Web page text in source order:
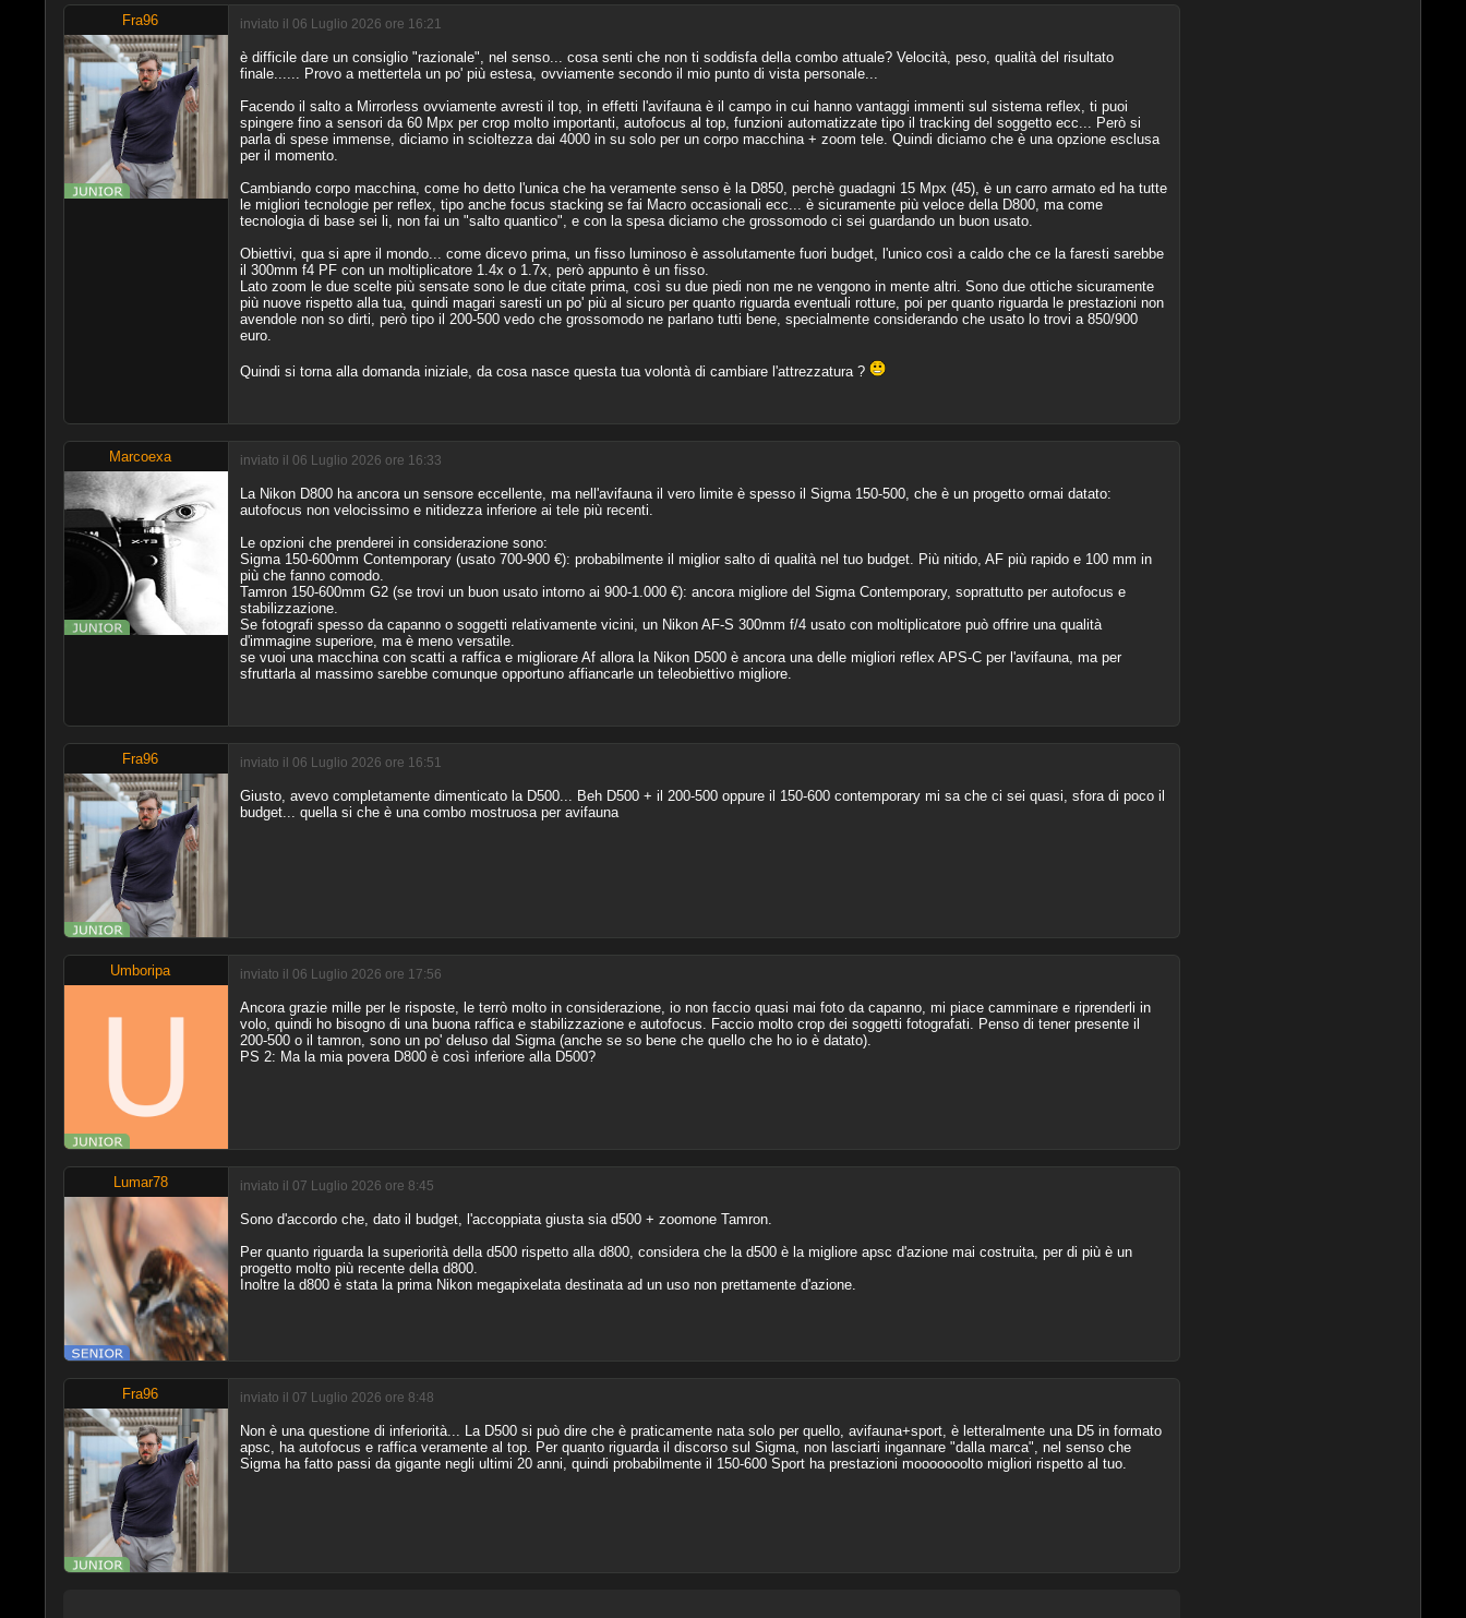
Fra96 inviato il 06 Luglio 2026 ore 16:21
è difficile dare un consiglio "razionale", nel senso... cosa senti che non ti soddisfa della combo attuale? Velocità, peso, qualità del risultato
finale...... Provo a mettertela un po' più estesa, ovviamente secondo il mio punto di vista personale...
Facendo il salto a Mirrorless ovviamente avresti il top, in effetti l'avifauna è il campo in cui hanno vantaggi immenti sul sistema reflex, ti puoi
spingere fino a sensori da 60 Mpx per crop molto importanti, autofocus al top, funzioni automatizzate tipo il tracking del soggetto ecc... Però si
parla di spese immense, diciamo in scioltezza dai 4000 in su solo per un corpo macchina + zoom tele. Quindi diciamo che è una opzione esclusa
per il momento.
Cambiando corpo macchina, come ho detto l'unica che ha veramente senso è la D850, perchè guadagni 15 Mpx (45), è un carro armato ed ha tutte
le migliori tecnologie per reflex, tipo anche focus stacking se fai Macro occasionali ecc... è sicuramente più veloce della D800, ma come
tecnologia di base sei li, non fai un "salto quantico", e con la spesa diciamo che grossomodo ci sei guardando un buon usato.
Obiettivi, qua si apre il mondo... come dicevo prima, un fisso luminoso è assolutamente fuori budget, l'unico così a caldo che ce la faresti sarebbe
il 300mm f4 PF con un moltiplicatore 1.4x o 1.7x, però appunto è un fisso.
Lato zoom le due scelte più sensate sono le due citate prima, così su due piedi non me ne vengono in mente altri. Sono due ottiche sicuramente
più nuove rispetto alla tua, quindi magari saresti un po' più al sicuro per quanto riguarda eventuali rotture, poi per quanto riguarda le prestazioni non
avendole non so dirti, però tipo il 200-500 vedo che grossomodo ne parlano tutti bene, specialmente considerando che usato lo trovi a 850/900
euro.
Quindi si torna alla domanda iniziale, da cosa nasce questa tua volontà di cambiare l'attrezzatura ?
Marcoexa inviato il 06 Luglio 2026 ore 16:33
La Nikon D800 ha ancora un sensore eccellente, ma nell'avifauna il vero limite è spesso il Sigma 150-500, che è un progetto ormai datato:
autofocus non velocissimo e nitidezza inferiore ai tele più recenti.
Le opzioni che prenderei in considerazione sono:
Sigma 150-600mm Contemporary (usato 700-900 €): probabilmente il miglior salto di qualità nel tuo budget. Più nitido, AF più rapido e 100 mm in
più che fanno comodo.
Tamron 150-600mm G2 (se trovi un buon usato intorno ai 900-1.000 €): ancora migliore del Sigma Contemporary, soprattutto per autofocus e
stabilizzazione.
Se fotografi spesso da capanno o soggetti relativamente vicini, un Nikon AF-S 300mm f/4 usato con moltiplicatore può offrire una qualità
d'immagine superiore, ma è meno versatile.
se vuoi una macchina con scatti a raffica e migliorare Af allora la Nikon D500 è ancora una delle migliori reflex APS-C per l'avifauna, ma per
sfruttarla al massimo sarebbe comunque opportuno affiancarle un teleobiettivo migliore.
Fra96 inviato il 06 Luglio 2026 ore 16:51
Giusto, avevo completamente dimenticato la D500... Beh D500 + il 200-500 oppure il 150-600 contemporary mi sa che ci sei quasi, sfora di poco il
budget... quella si che è una combo mostruosa per avifauna
Umboripa inviato il 06 Luglio 2026 ore 17:56
Ancora grazie mille per le risposte, le terrò molto in considerazione, io non faccio quasi mai foto da capanno, mi piace camminare e riprenderli in
volo, quindi ho bisogno di una buona raffica e stabilizzazione e autofocus. Faccio molto crop dei soggetti fotografati. Penso di tener presente il
200-500 o il tamron, sono un po' deluso dal Sigma (anche se so bene che quello che ho io è datato).
PS 2: Ma la mia povera D800 è così inferiore alla D500?
Lumar78 inviato il 07 Luglio 2026 ore 8:45
Sono d'accordo che, dato il budget, l'accoppiata giusta sia d500 + zoomone Tamron.
Per quanto riguarda la superiorità della d500 rispetto alla d800, considera che la d500 è la migliore apsc d'azione mai costruita, per di più è un
progetto molto più recente della d800.
Inoltre la d800 è stata la prima Nikon megapixelata destinata ad un uso non prettamente d'azione.
Fra96 inviato il 07 Luglio 2026 ore 8:48
Non è una questione di inferiorità... La D500 si può dire che è praticamente nata solo per quello, avifauna+sport, è letteralmente una D5 in formato
apsc, ha autofocus e raffica veramente al top. Per quanto riguarda il discorso sul Sigma, non lasciarti ingannare "dalla marca", nel senso che
Sigma ha fatto passi da gigante negli ultimi 20 anni, quindi probabilmente il 150-600 Sport ha prestazioni mooooooolto migliori rispetto al tuo.